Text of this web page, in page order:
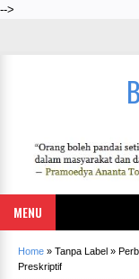
-->
MENU
Home » Tanpa Label »
Preskriptif